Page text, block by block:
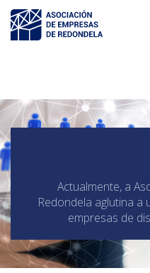
Actualmente, a
Redondela aglutina a
empresas de